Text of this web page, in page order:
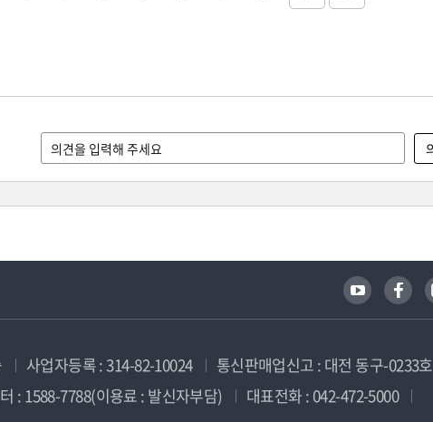
사업자등록 : 314-82-10024
통신판매업신고 : 대전 동구-0233호
: 1588-7788(이용료 : 발신자부담)
대표전화 : 042-472-5000